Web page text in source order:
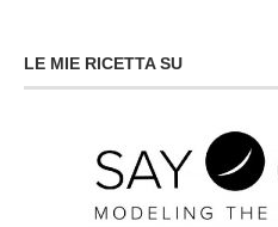
LE MIE RICETTA SU